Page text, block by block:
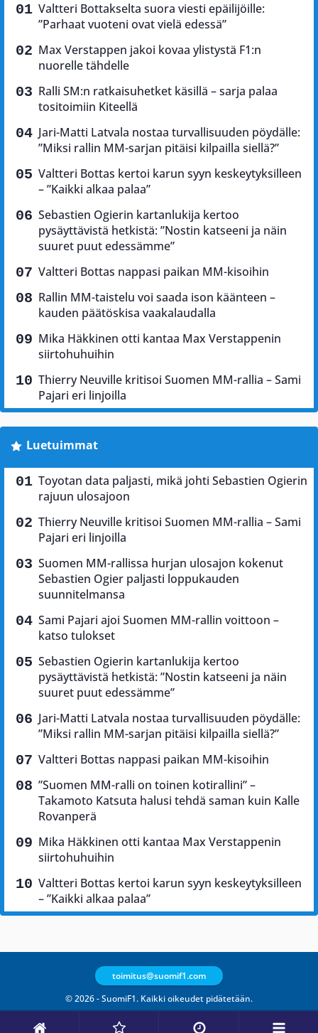
Valtteri Bottakselta suora viesti epäilijöille:
”Parhaat vuoteni ovat vielä edessä”
Max Verstappen jakoi kovaa ylistystä F1:n
nuorelle tähdelle
Ralli SM:n ratkaisuhetket käsillä – sarja palaa
tositoimiin Kiteellä
Jari-Matti Latvala nostaa turvallisuuden pöydälle:
”Miksi rallin MM-sarjan pitäisi kilpailla siellä?”
Valtteri Bottas kertoi karun syyn keskeytyksilleen
– ”Kaikki alkaa palaa”
Sebastien Ogierin kartanlukija kertoo
pysäyttävistä hetkistä: ”Nostin katseeni ja näin
suuret puut edessämme”
Valtteri Bottas nappasi paikan MM-kisoihin
Rallin MM-taistelu voi saada ison käänteen –
kauden päätöskisa vaakalaudalla
Mika Häkkinen otti kantaa Max Verstappenin
siirtohuhuihin
Thierry Neuville kritisoi Suomen MM-rallia – Sami
Pajari eri linjoilla
Luetuimmat
Toyotan data paljasti, mikä johti Sebastien Ogierin
rajuun ulosajoon
Thierry Neuville kritisoi Suomen MM-rallia – Sami
Pajari eri linjoilla
Suomen MM-rallissa hurjan ulosajon kokenut
Sebastien Ogier paljasti loppukauden
suunnitelmansa
Sami Pajari ajoi Suomen MM-rallin voittoon –
katso tulokset
Sebastien Ogierin kartanlukija kertoo
pysäyttävistä hetkistä: ”Nostin katseeni ja näin
suuret puut edessämme”
Jari-Matti Latvala nostaa turvallisuuden pöydälle:
”Miksi rallin MM-sarjan pitäisi kilpailla siellä?”
Valtteri Bottas nappasi paikan MM-kisoihin
”Suomen MM-ralli on toinen kotirallini” –
Takamoto Katsuta halusi tehdä saman kuin Kalle
Rovanperä
Mika Häkkinen otti kantaa Max Verstappenin
siirtohuhuihin
Valtteri Bottas kertoi karun syyn keskeytyksilleen
– ”Kaikki alkaa palaa”
© 2026 - SuomiF1. Kaikki oikeudet pidätetään.
toimitus@suomif1.com